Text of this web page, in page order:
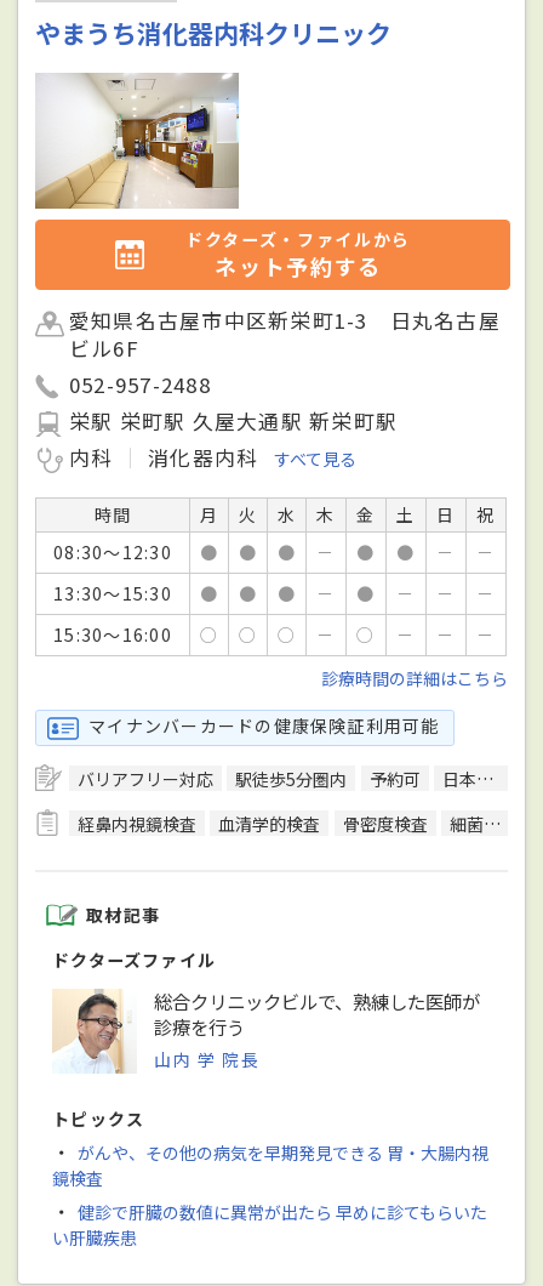
やまうち消化器内科クリニック
ドクターズ・ファイルから
ネット予約する
愛知県名古屋市中区新栄町1-3 日丸名古屋
ビル6F
052-957-2488
栄駅 栄町駅 久屋大通駅 新栄町駅
内科
消化器内科 すべて見る
時間 月 火 水 木 金 土 日
祝
08:30～12:30
● ● ● － ● ● －
－
13:30～15:30
● ● ● － ● － －
－
15:30～16:00
○ ○ ○ － ○ － －
－
診療時間の詳細はこちら
マイナンバーカードの健康保険証利用可能
バリアフリー対応 駅徒歩5分圏内 予約可
日本内科学会総合内科専門医
経鼻内視鏡検査
血清学的検査 骨密度検査 細菌検査
取材記事
ドクターズファイル
総合クリニックビルで、熟練した医師が
診療を行う
山内 学 院長
トピックス
・ がんや、その他の病気を早期発見できる 胃・大腸内視
鏡検査
・ 健診で肝臓の数値に異常が出たら 早めに診てもらいた
い肝臓疾患